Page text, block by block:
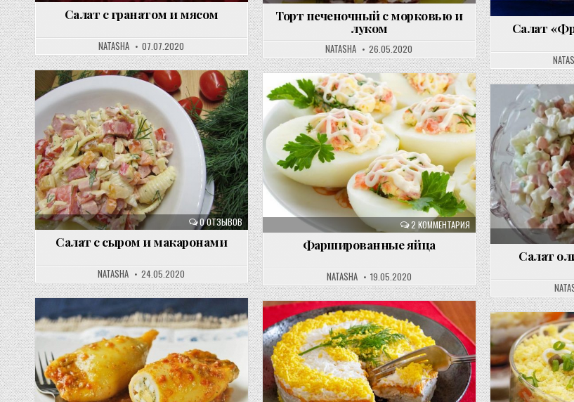
Салат с гранатом и мясом
NATASHA 07.07.2020
Торт печеночный с морковью и
луком
NATASHA 26.05.2020
Салат
0 ОТЗЫВОВ
Cалат с сыром и макаронами
NATASHA 24.05.2020
2 КОММЕНТАРИЯ
Фаршированные яйца
NATASHA 19.05.2020
Салат